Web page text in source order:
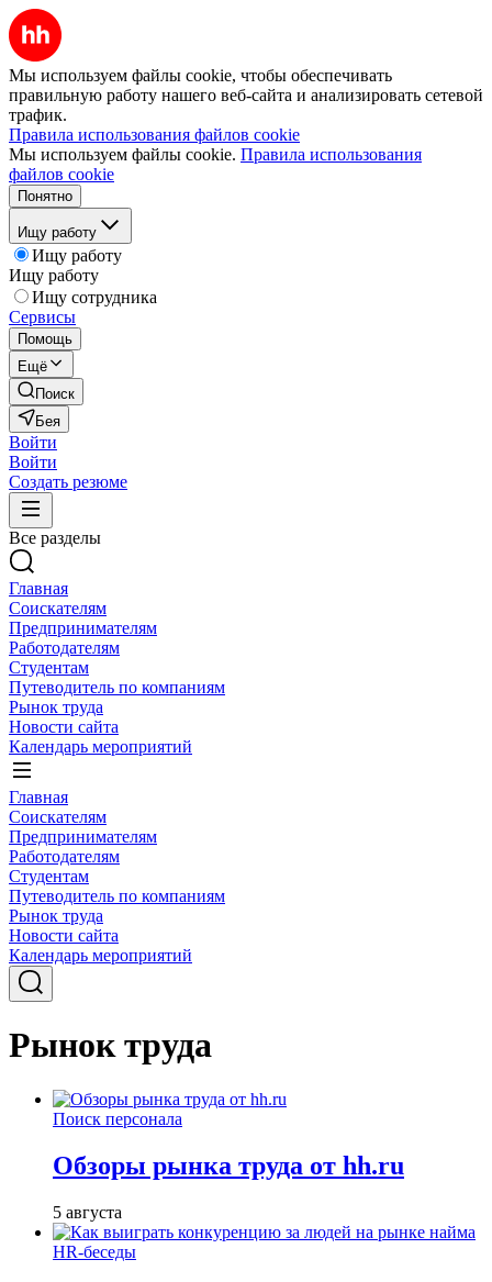
Мы используем файлы cookie, чтобы обеспечивать
правильную работу нашего веб-сайта и анализировать сетевой
трафик.
Правила использования файлов cookie
Мы используем файлы cookie. Правила использования
файлов cookie
Понятно
Ищу работу
Ищу работу
Ищу работу
Ищу сотрудника
Сервисы
Помощь
Ещё
Поиск
Бея
Войти
Войти
Создать резюме
Все разделы
Главная
Соискателям
Предпринимателям
Работодателям
Студентам
Путеводитель по компаниям
Рынок труда
Новости сайта
Календарь мероприятий
Главная
Соискателям
Предпринимателям
Работодателям
Студентам
Путеводитель по компаниям
Рынок труда
Новости сайта
Календарь мероприятий
Рынок труда
Поиск персонала
Обзоры рынка труда от hh.ru
5 августа
HR-беседы